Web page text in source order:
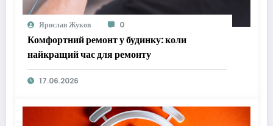
Ярослав Жуков 0
Комфортний ремонт у будинку: коли
найкращий час для ремонту
17.06.2026